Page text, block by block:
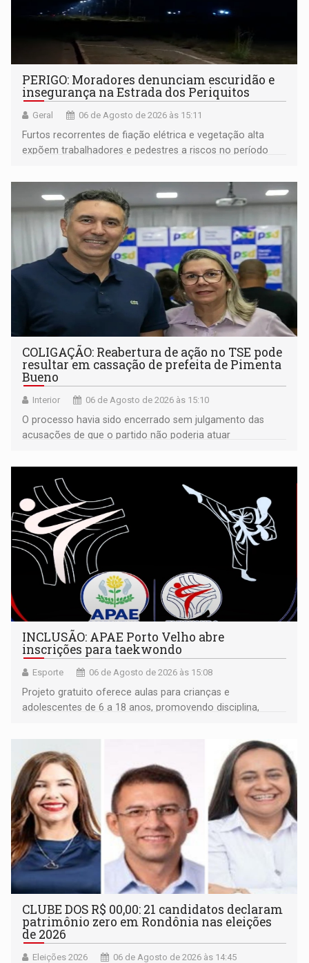
PERIGO: Moradores denunciam escuridão e
insegurança na Estrada dos Periquitos
Geral 06 de Agosto de 2026 às 15:11
Furtos recorrentes de fiação elétrica e vegetação alta
expõem trabalhadores e pedestres a riscos no período
COLIGAÇÃO: Reabertura de ação no TSE pode
resultar em cassação de prefeita de Pimenta
Bueno
Interior 06 de Agosto de 2026 às 15:10
O processo havia sido encerrado sem julgamento das
acusações de que o partido não poderia atuar
INCLUSÃO: APAE Porto Velho abre
inscrições para taekwondo
Esporte 06 de Agosto de 2026 às 15:08
Projeto gratuito oferece aulas para crianças e
adolescentes de 6 a 18 anos, promovendo disciplina,
CLUBE DOS R$ 00,00: 21 candidatos declaram
patrimônio zero em Rondônia nas eleições
de 2026
Eleições 2026 06 de Agosto de 2026 às 14:45